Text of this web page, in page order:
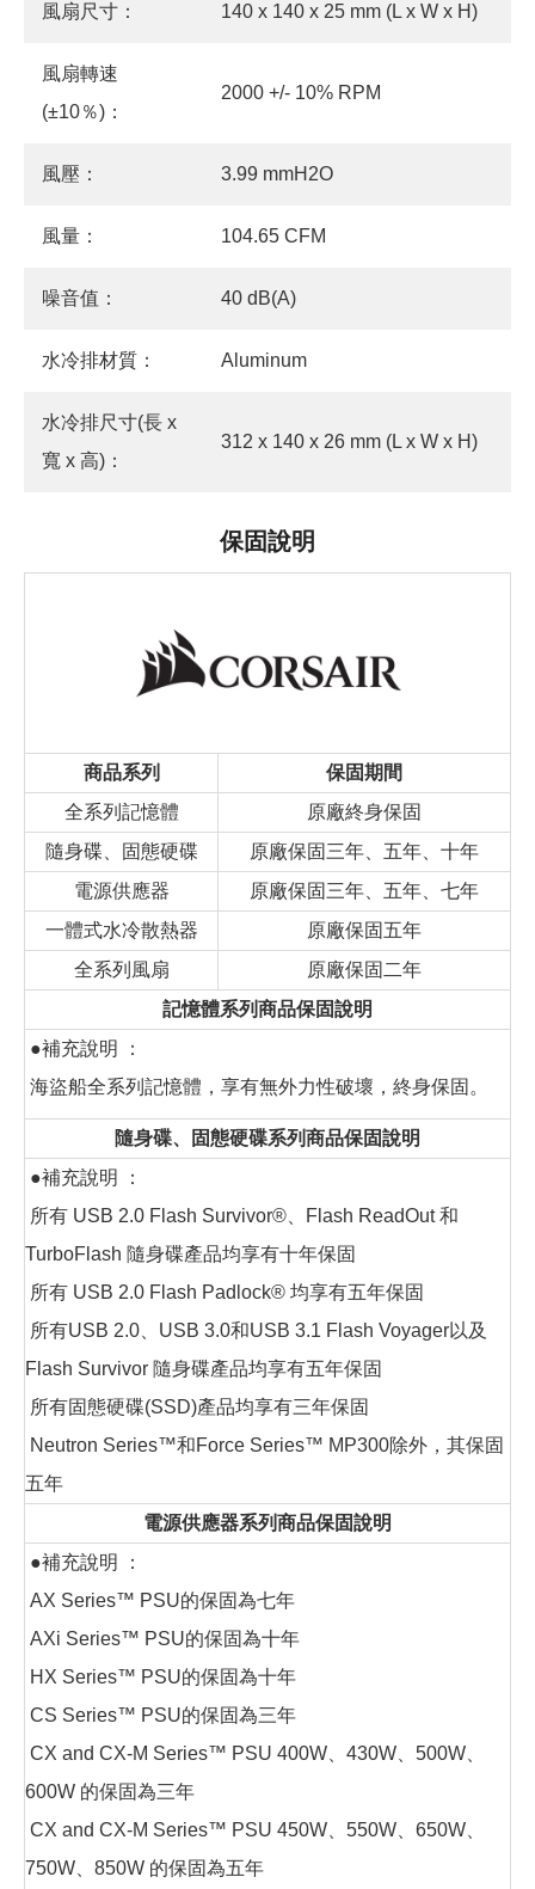
風扇尺寸： 140 x 140 x 25 mm (L x W x H)
風扇轉速
(±10％)：
2000 +/- 10% RPM
風壓： 3.99 mmH2O
風量： 104.65 CFM
噪音值： 40 dB(A)
水冷排材質： Aluminum
水冷排尺寸(長 x
寬 x 高)：
312 x 140 x 26 mm (L x W x H)
保固說明
商品系列
保固期間
全系列記憶體
原廠終身保固
隨身碟、固態硬碟
原廠保固三年、五年、十年
電源供應器
原廠保固三年、五年、七年
一體式水冷散熱器
原廠保固五年
全系列風扇
原廠保固二年
記憶體系列商品保固說明
●補充說明 ：
海盜船全系列記憶體，享有無外力性破壞，終身保固。
隨身碟、固態硬碟系列商品保固說明
●補充說明 ：
所有 USB 2.0 Flash Survivor®、Flash ReadOut 和
TurboFlash 隨身碟產品均享有十年保固
所有 USB 2.0 Flash Padlock® 均享有五年保固
所有USB 2.0、USB 3.0和USB 3.1 Flash Voyager以及
Flash Survivor 隨身碟產品均享有五年保固
所有固態硬碟(SSD)產品均享有三年保固
Neutron Series™和Force Series™ MP300除外，其保固
五年
電源供應器系列商品保固說明
●補充說明 ：
AX Series™ PSU的保固為七年
AXi Series™ PSU的保固為十年
HX Series™ PSU的保固為十年
CS Series™ PSU的保固為三年
CX and CX-M Series™ PSU 400W、430W、500W、
600W 的保固為三年
CX and CX-M Series™ PSU 450W、550W、650W、
750W、850W 的保固為五年